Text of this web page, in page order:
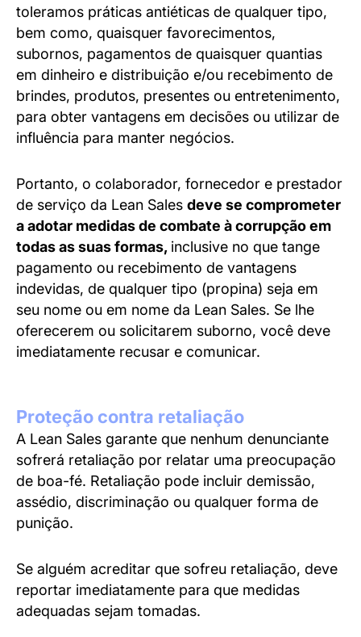
toleramos práticas antiéticas de qualquer tipo,
bem como, quaisquer favorecimentos,
subornos, pagamentos de quaisquer quantias
em dinheiro e distribuição e/ou recebimento de
brindes, produtos, presentes ou entretenimento,
para obter vantagens em decisões ou utilizar de
influência para manter negócios.
Portanto, o colaborador, fornecedor e prestador
de serviço da Lean Sales deve se comprometer
a adotar medidas de combate à corrupção em
todas as suas formas, inclusive no que tange
pagamento ou recebimento de vantagens
indevidas, de qualquer tipo (propina) seja em
seu nome ou em nome da Lean Sales. Se lhe
oferecerem ou solicitarem suborno, você deve
imediatamente recusar e comunicar.
Proteção contra retaliação
A Lean Sales garante que nenhum denunciante
sofrerá retaliação por relatar uma preocupação
de boa-fé. Retaliação pode incluir demissão,
assédio, discriminação ou qualquer forma de
punição.
Se alguém acreditar que sofreu retaliação, deve
reportar imediatamente para que medidas
adequadas sejam tomadas.